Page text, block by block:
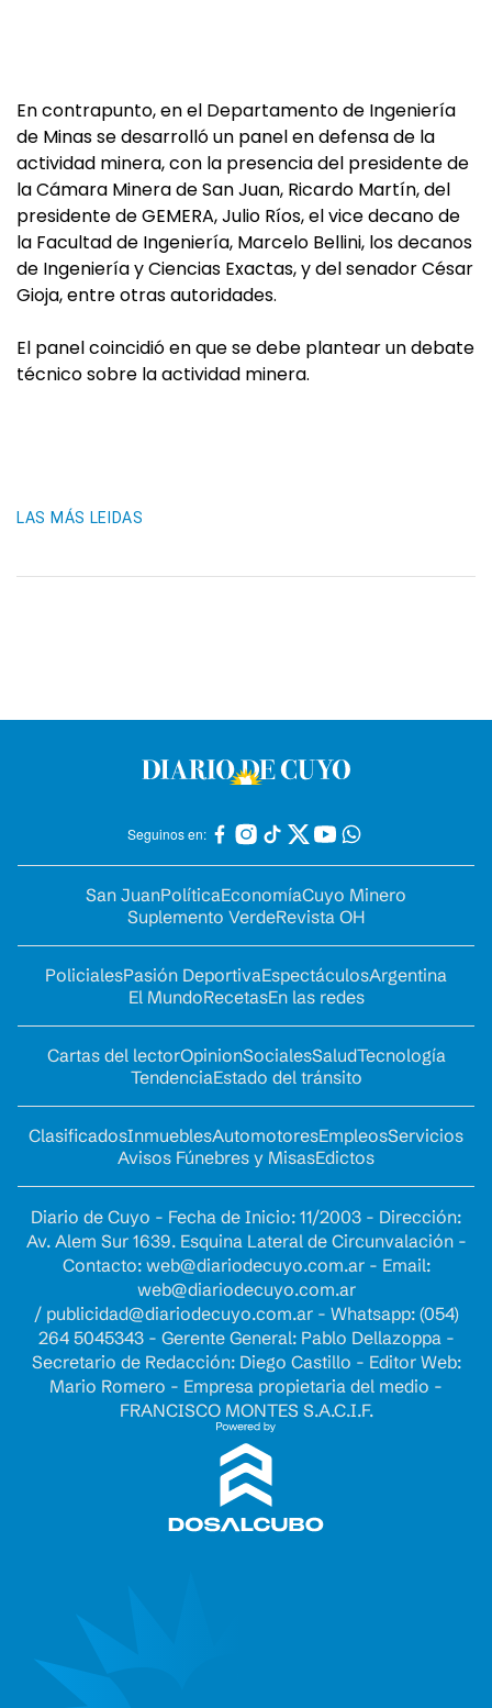
En contrapunto, en el Departamento de Ingeniería
de Minas se desarrolló un panel en defensa de la
actividad minera, con la presencia del presidente de
la Cámara Minera de San Juan, Ricardo Martín, del
presidente de GEMERA, Julio Ríos, el vice decano de
la Facultad de Ingeniería, Marcelo Bellini, los decanos
de Ingeniería y Ciencias Exactas, y del senador César
Gioja, entre otras autoridades.
El panel coincidió en que se debe plantear un debate
técnico sobre la actividad minera.
LAS MÁS LEIDAS
Seguinos en:
San JuanPolíticaEconomíaCuyo Minero
Suplemento VerdeRevista OH
PolicialesPasión DeportivaEspectáculosArgentina
El MundoRecetasEn las redes
Cartas del lectorOpinionSocialesSaludTecnología
TendenciaEstado del tránsito
ClasificadosInmueblesAutomotoresEmpleosServicios
Avisos Fúnebres y MisasEdictos
Diario de Cuyo - Fecha de Inicio: 11/2003 - Dirección:
Av. Alem Sur 1639. Esquina Lateral de Circunvalación -
Contacto: web@diariodecuyo.com.ar- Email:
web@diariodecuyo.com.ar
/ publicidad@diariodecuyo.com.ar- Whatsapp: (054)
264 5045343 - Gerente General: Pablo Dellazoppa -
Secretario de Redacción: Diego Castillo - Editor Web:
Mario Romero - Empresa propietaria del medio -
FRANCISCO MONTES S.A.C.I.F.